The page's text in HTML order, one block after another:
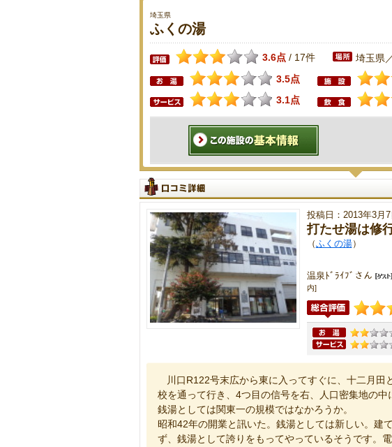
埼玉県
ふくの湯
3.6点 / 17件 埼玉県
3.5点
3.1点
投稿日：2013年3月7
打たせ湯は修
（ふくの湯）
温泉ﾄﾞﾗｲﾌﾞさん
内]
川口R122号末広から東に入ってすぐに、十二月田
校を通って行き、4つ目の信号を右、人口密集地の中
銭湯としては関東一の規模ではなかろうか。
昭和42年の開業と訊いた。銭湯としては新しい。建
ず、銭湯として誇りをもってやっているそうです。